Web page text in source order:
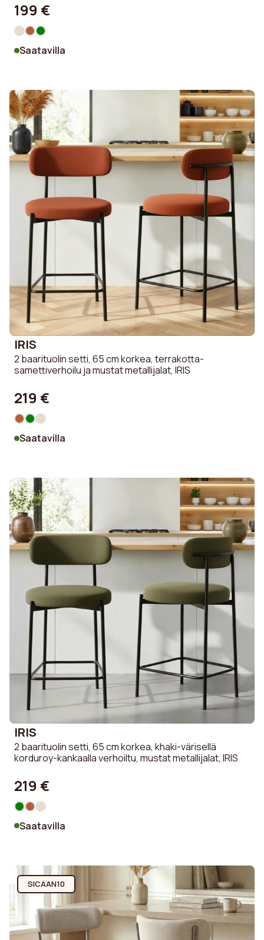
199 €
Saatavilla
IRIS
2 baarituolin setti, 65 cm korkea, terrakotta-
samettiverhoilu ja mustat metallijalat, IRIS
219 €
Saatavilla
IRIS
2 baarituolin setti, 65 cm korkea, khaki-värisellä
korduroy-kankaalla verhoiltu, mustat metallijalat, IRIS
219 €
Saatavilla
SICAAN10